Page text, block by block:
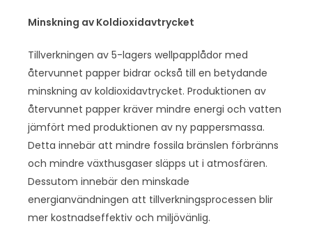
Minskning av Koldioxidavtrycket
Tillverkningen av 5-lagers wellpapplådor med
återvunnet papper bidrar också till en betydande
minskning av koldioxidavtrycket. Produktionen av
återvunnet papper kräver mindre energi och vatten
jämfört med produktionen av ny pappersmassa.
Detta innebär att mindre fossila bränslen förbränns
och mindre växthusgaser släpps ut i atmosfären.
Dessutom innebär den minskade
energianvändningen att tillverkningsprocessen blir
mer kostnadseffektiv och miljövänlig.